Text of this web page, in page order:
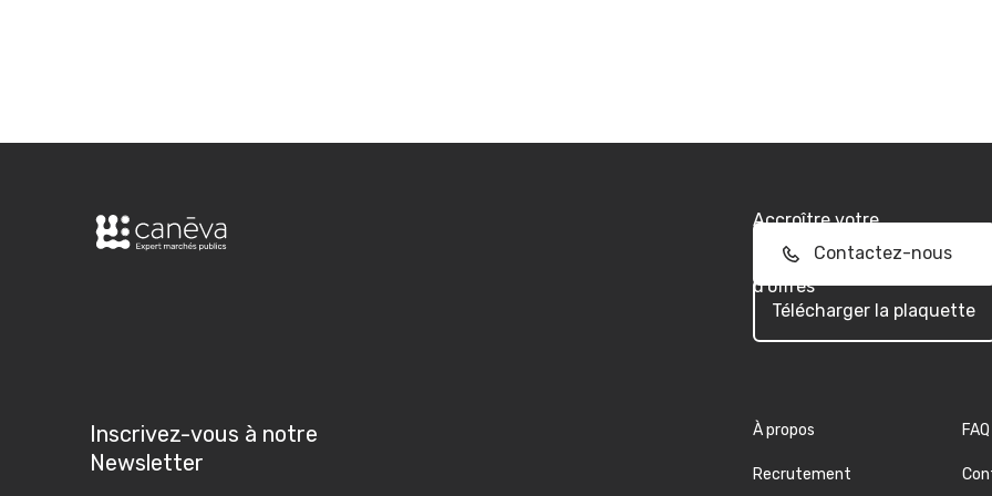
Accroître votre
performance commerciale
dans la réponse aux appels
d'offres
Télécharger la plaquette
Contactez-nous
Inscrivez-vous à notre
Newsletter
À propos
Recrutement
FAQ